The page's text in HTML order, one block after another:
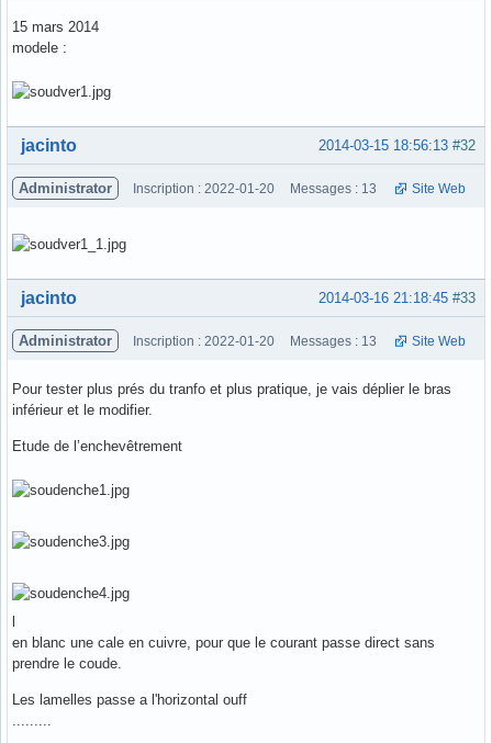
15 mars 2014
modele :
Hors ligne #32
2014-03-15 18:56:13
jacinto
Administrator Inscription : 2022-01-20 Messages : 13 Site Web
Hors ligne #33
2014-03-16 21:18:45
jacinto
Administrator Inscription : 2022-01-20 Messages : 13 Site Web
Pour tester plus prés du tranfo et plus pratique, je vais déplier le bras
inférieur et le modifier.
Etude de l’enchevêtrement
en blanc une cale en cuivre, pour que le courant passe direct sans
prendre le coude.
Les lamelles passe a l'horizontal ouff